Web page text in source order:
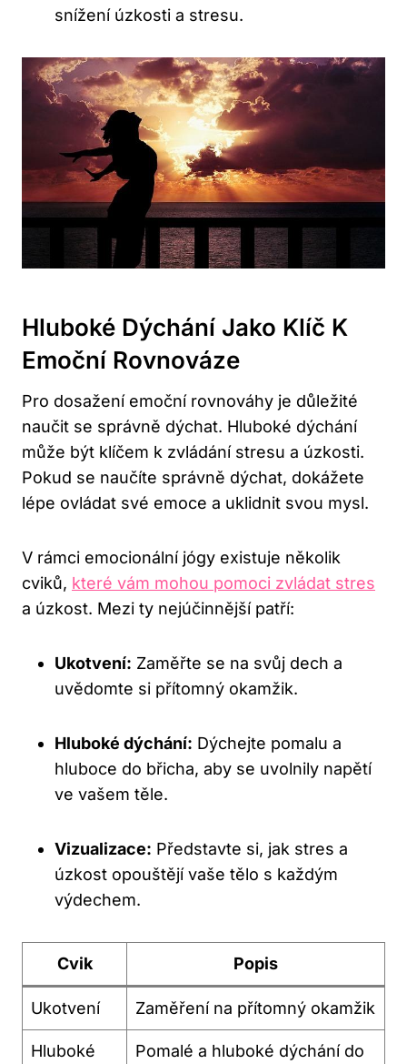
snížení úzkosti a stresu.
Hluboké Dýchání Jako Klíč K
Emoční Rovnováze
Pro dosažení emoční rovnováhy je důležité
naučit se správně dýchat. Hluboké dýchání
může být klíčem k zvládání stresu a úzkosti.
Pokud se naučíte správně dýchat, dokážete
lépe ovládat své emoce a uklidnit svou mysl.
V rámci emocionální jógy existuje několik
cviků, které vám mohou pomoci zvládat stres
a úzkost. Mezi ty nejúčinnější patří:
Ukotvení: Zaměřte se na svůj dech a
uvědomte si přítomný okamžik.
Hluboké dýchání: Dýchejte pomalu a
hluboce do břicha, aby se uvolnily napětí
ve vašem těle.
Vizualizace: Představte si, jak stres a
úzkost opouštějí vaše tělo s každým
výdechem.
Cvik Popis
Ukotvení Zaměření na přítomný okamžik
Hluboké
Pomalé a hluboké dýchání do